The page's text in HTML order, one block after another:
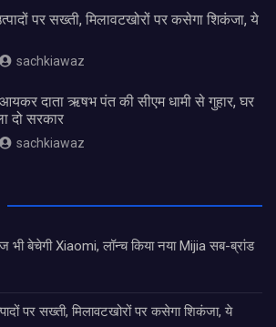
पर सख्ती, मिलावटखोरों पर कसेगा शिकंजा, ये
sachkiawaz
दाता ऋषभ पंत की सीएम धामी से गुहार, घर
दो सरकार
sachkiawaz
भी बेचेगी Xiaomi, लॉन्च किया नया Mijia सब-ब्रांड
पर सख्ती, मिलावटखोरों पर कसेगा शिकंजा, ये